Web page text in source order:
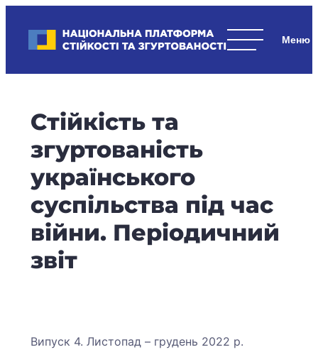
content
Національна платформа стійкості та згуртованості
стратегічні
стійкість
держави
та
суспільства,
згуртованість
та
єдність.
Стійкість та
згуртованість
українського
суспільства під час
війни. Періодичний
звіт
Випуск 4. Листопад – грудень 2022 р.